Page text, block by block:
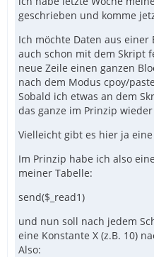
geschrieben und komme
Ich möchte Daten aus
auch schon mit dem Skript
neue Zeile einen ganzen
nach dem Modus cpoy/
Sobald ich etwas an dem
das ganze im Prinzip
Vielleicht gibt es hier ja
Im Prinzip habe ich also
meiner Tabelle:
send($_read1)
und nun soll nach jedem
eine Konstante X (z.B. 10)
Also: